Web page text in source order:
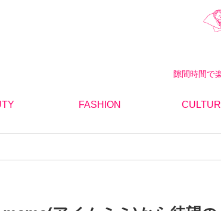
隙間時間で
FASHION